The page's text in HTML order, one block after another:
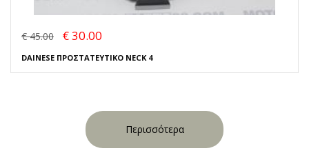
€ 45.00 € 30.00
DAINESE ΠΡΟΣΤΑΤΕΥΤΙΚΟ NECK 4
Περισσότερα